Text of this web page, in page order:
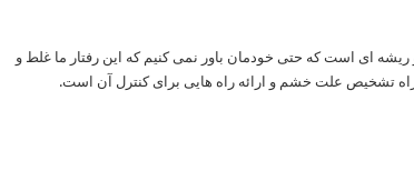
ای است که حتی خودمان باور نمی کنیم که این رفتار ما غلط و
تشخیص علت خشم و ارائه راه هایی برای کنترل آن است.